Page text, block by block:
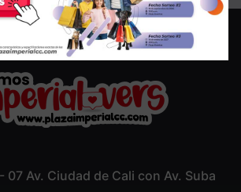
07 Av. Ciudad de Cali con Av. Suba